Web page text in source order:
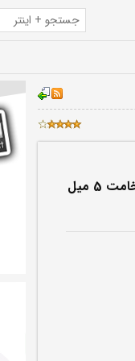
ورق آجدار فولاد مبارکه اصفهان ضخامت 5 میل